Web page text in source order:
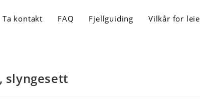
Ta kontakt FAQ Fjellguiding Vilkår for leie
slyngesett